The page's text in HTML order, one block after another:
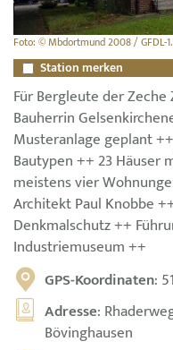
Foto: © Mbdortmund 2008 / GFDL-
Station merken
Für Bergleute der
Bauherrin
Musteranlage geplant
Bautypen ++ 23
meistens vier
Architekt Paul Knobbe
Denkmalschutz ++
Industriemuseum ++
GPS-Koordinaten:
Adresse:
Bövinghausen